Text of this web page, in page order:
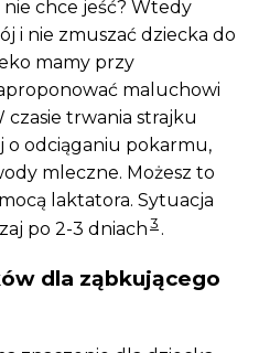
chce jeść? Wtedy
i nie zmuszać dziecka do
mamy przy
maluchowi
czasie trwania strajku
o odciąganiu pokarmu,
mleczne. Możesz to
laktatora. Sytuacja
po 2-3 dniach3 .
dla ząbkującego